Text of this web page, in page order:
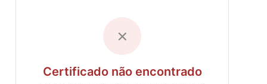
✗
Certificado não encontrado